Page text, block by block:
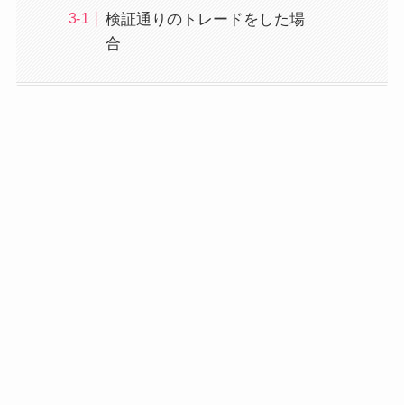
検証通りのトレードをした場
合